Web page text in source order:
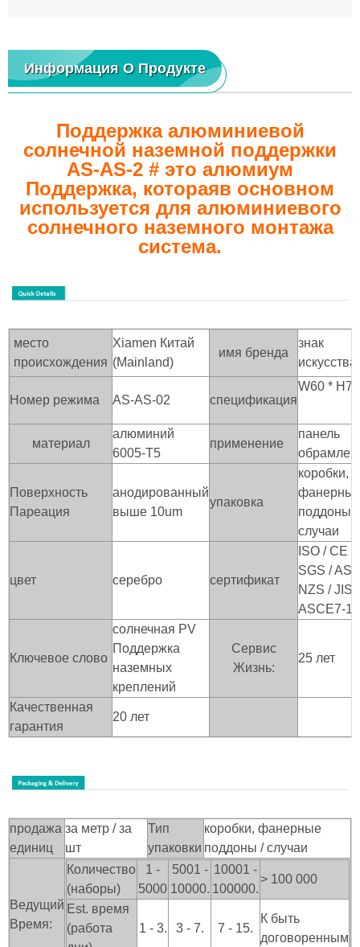
Информация О Продукте
Поддержка алюминиевой
солнечной наземной поддержки
AS-AS-2 # это алюмиум
Поддержка, котораяв основном
используется для алюминиевого
солнечного наземного монтажа
система.
место
происхождения
Xiamen Китай
(Mainland)
имя бренда
знак
искусства
Номер режима AS-AS-02 спецификация
W60 *
материал
алюминий
6005-T5
применение
панель
Поверхность
Пареация
анодированный
выше 10um
упаковка
коробки,
поддоны /
случаи
цвет серебро сертификат
ISO / CE /
SGS / AS /
NZS / JIS /
ASCE7-10
Ключевое слово
солнечная PV
Поддержка
наземных
креплений
Сервис
Жизнь:
25 лет
Качественная
гарантия
20 лет
продажа
единиц
за метр / за
шт
Тип
упаковки
коробки, фанерные
поддоны / случаи
Ведущий
Время:
Количество
(наборы)
1 -
5000
5001 -
10000.
10001 -
100000.
> 100 000
Est. время
(работа
1 - 3. 3 - 7. 7 - 15.
К быть
договоренным